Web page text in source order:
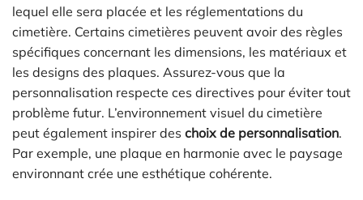
lequel elle sera placée et les réglementations du
cimetière. Certains cimetières peuvent avoir des règles
spécifiques concernant les dimensions, les matériaux et
les designs des plaques. Assurez-vous que la
personnalisation respecte ces directives pour éviter tout
problème futur. L’environnement visuel du cimetière
peut également inspirer des choix de personnalisation.
Par exemple, une plaque en harmonie avec le paysage
environnant crée une esthétique cohérente.